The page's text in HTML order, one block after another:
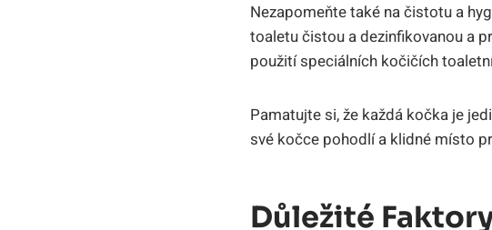
Nezapomeňte ⁣také na čistotu a‍
toaletu čistou a ‍dezinfikovanou a
použití speciálních kočičích
Pamatujte si, že⁢ každá ​kočka je
⁣své kočce​ pohodlí a klidné ⁣místo
Důležité